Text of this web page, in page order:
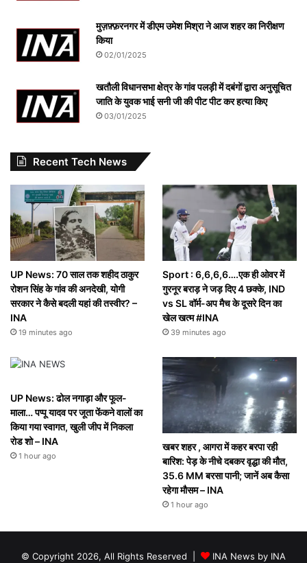
मुज़फ़्फ़रनगर में डीएम उमेश मिश्रा ने आज शहर का निरीक्षण
किया
02/01/2025
खतौली विधानसभा क्षेत्र के गांव पलड़ी में दबंगों द्वारा अनुसूचित
जाति के युवक भाई सनी जी की पीट पीट कर हत्या किए
03/01/2025
Recent Tech News
UP News: 70 साल तक शहीद ठाकुर
रोशन सिंह के गांव की अनदेखी, योगी
सरकार ने कैसे बदली यहां की तस्वीर? –
INA
19 minutes ago
Sport : 6,6,6,6….एक ही ओवर में
गुरनूर बराड़ ने जड़ दिए 4 छक्के, IND
vs SL वॉर्म-अप मैच के दूसरे दिन का
खेल खत्म #INA
39 minutes ago
UP News: ढोल नगाड़ा और फूल-
माला… पप्पू यादव पर जूता फेंकने वालों का
किया गया स्वागत, खुली जीप में निकला
रोड शो – INA
1 hour ago
खबर शहर , आगरा में कहर बरपा रही
बारिश: पेड़ के नीचे दबकर वृद्धा की माैत,
35.6 MM बरसा पानी; जानें अब कैसा
रहेगा माैसम – INA
1 hour ago
© Copyright 2026, All Rights Reserved | INA News by INA